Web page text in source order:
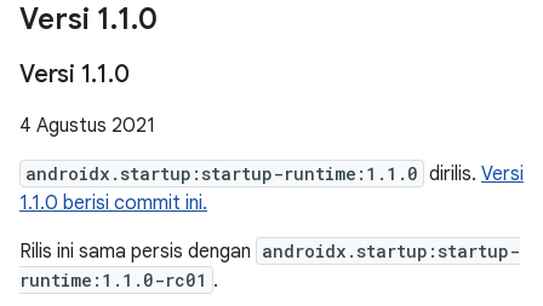
Versi 1.1.0
Versi 1.1.0
4 Agustus 2021
androidx.startup:startup-runtime:1.1.0 dirilis. Versi
1.1.0 berisi commit ini.
Rilis ini sama persis dengan androidx.startup:startup-
runtime:1.1.0-rc01 .